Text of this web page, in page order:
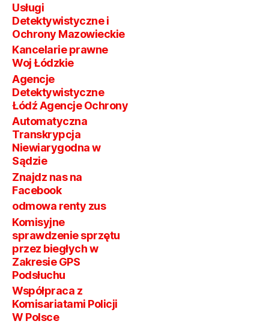
Usługi
Detektywistyczne i
Ochrony Mazowieckie
Kancelarie prawne
Woj Łódzkie
Agencje
Detektywistyczne
Łódź Agencje Ochrony
Automatyczna
Transkrypcja
Niewiarygodna w
Sądzie
Znajdz nas na
Facebook
odmowa renty zus
Komisyjne
sprawdzenie sprzętu
przez biegłych w
Zakresie GPS
Podsłuchu
Współpraca z
Komisariatami Policji
W Polsce